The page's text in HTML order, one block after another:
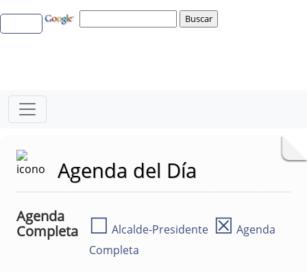
Agenda del Día
Agenda
Completa
☐ Alcalde-Presidente ☒ Agenda
Completa